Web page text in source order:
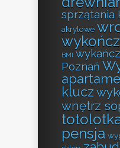
sprzątania
akrylowe
BMI
Poznań
klucz
wnętrz
pensja